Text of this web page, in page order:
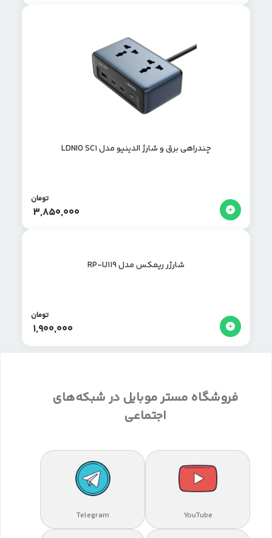
چندراهی برق و شارژ الدینیو مدل LDNIO SC1
3,850,000
تومان
شارژر ریمکس مدل RP-U119
1,900,000
تومان
فروشگاه مستر موبایل در شبکه‌های
اجتماعی
YouTube
Telegram